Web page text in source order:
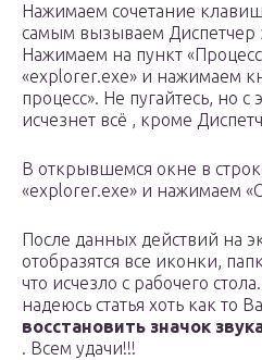
Нажимаем сочетание
самым вызываем Диспетчер
Нажимаем на пункт
«explorer.exe» и нажимаем
процесс». Не пугайтесь, но
исчезнет всё , кроме
В открывшемся окне в
«explorer.exe» и нажимаем
После данных действий на
отобразятся все иконки,
что исчезло с рабочего
надеюсь статья хоть как то
восстановить значок
. Всем удачи!!!